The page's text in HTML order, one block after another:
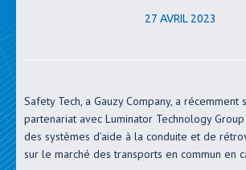
27 AVRIL 2023
Safety Tech, a Gauzy Company, a récemment
partenariat avec Luminator Technology
des systèmes d’aide à la conduite et de
sur le marché des transports en commun en